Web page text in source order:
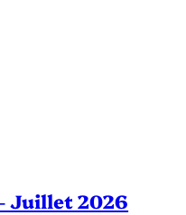
Juillet 2026